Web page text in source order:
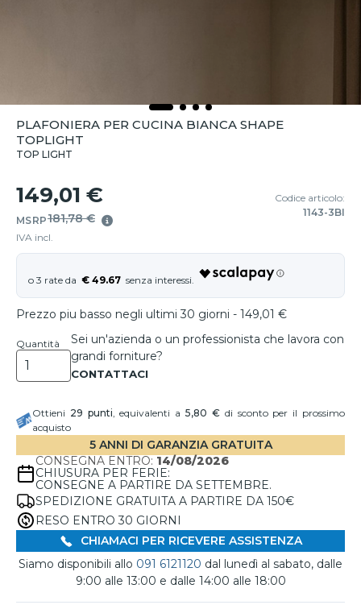
PLAFONIERA PER CUCINA BIANCA SHAPE
TOPLIGHT
TOP LIGHT
149,01 €
MSRP181,78 €
IVA incl.
Codice articolo:
1143-3BI
€ 49.67
Prezzo piu basso negli ultimi 30 giorni - 149,01 €
Quantità
Sei un'azienda o un professionista che lavora con
grandi forniture?
Ottieni 29 punti, equivalenti a5,80 €di sconto per il prossimo
acquisto
5 ANNI DI GARANZIA GRATUITA
CONSEGNA ENTRO: 14/08/2026
CHIUSURA PER FERIE:
CONSEGNE A PARTIRE DA SETTEMBRE.
SPEDIZIONE GRATUITA A PARTIRE DA 150€
RESO ENTRO 30 GIORNI
CHIAMACI PER RICEVERE ASSISTENZA
Siamo disponibili allo 091 6121120 dal lunedì al sabato, dalle
9:00 alle 13:00 e dalle 14:00 alle 18:00